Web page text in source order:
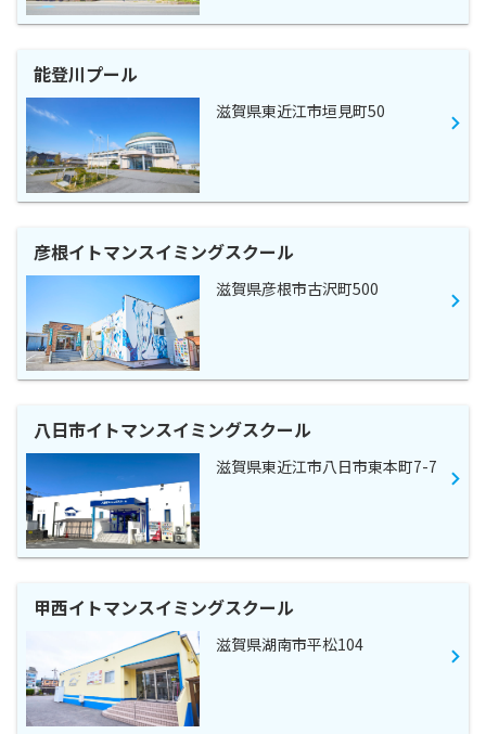
能登川プール
滋賀県東近江市垣見町50
彦根イトマンスイミングスクール
滋賀県彦根市古沢町500
八日市イトマンスイミングスクール
滋賀県東近江市八日市東本町7-7
甲西イトマンスイミングスクール
滋賀県湖南市平松104